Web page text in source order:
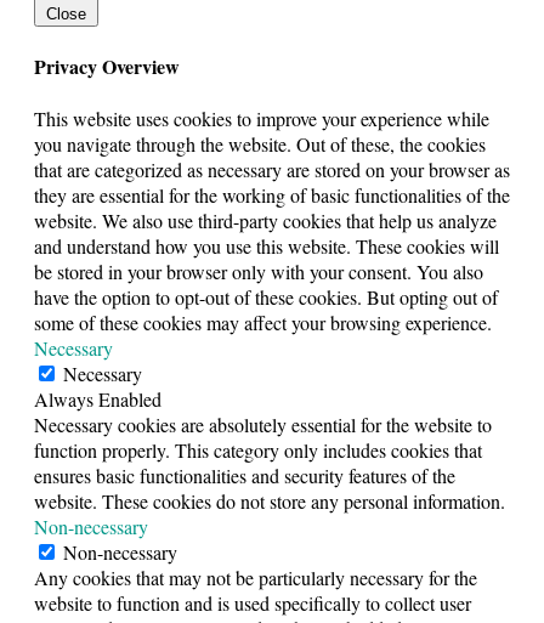
Close
Privacy Overview
This website uses cookies to improve your experience while
you navigate through the website. Out of these, the cookies
that are categorized as necessary are stored on your browser as
they are essential for the working of basic functionalities of the
website. We also use third-party cookies that help us analyze
and understand how you use this website. These cookies will
be stored in your browser only with your consent. You also
have the option to opt-out of these cookies. But opting out of
some of these cookies may affect your browsing experience.
Necessary
Necessary
Always Enabled
Necessary cookies are absolutely essential for the website to
function properly. This category only includes cookies that
ensures basic functionalities and security features of the
website. These cookies do not store any personal information.
Non-necessary
Non-necessary
Any cookies that may not be particularly necessary for the
website to function and is used specifically to collect user